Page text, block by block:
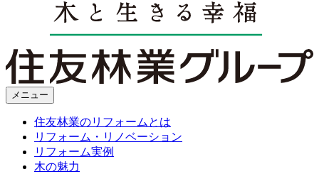
メニュー
住友林業のリフォームとは
リフォーム・リノベーション
リフォーム実例
木の魅力